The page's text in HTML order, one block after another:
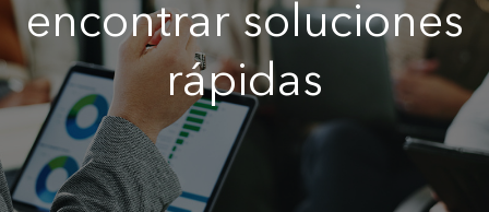
encontrar soluciones
rápidas